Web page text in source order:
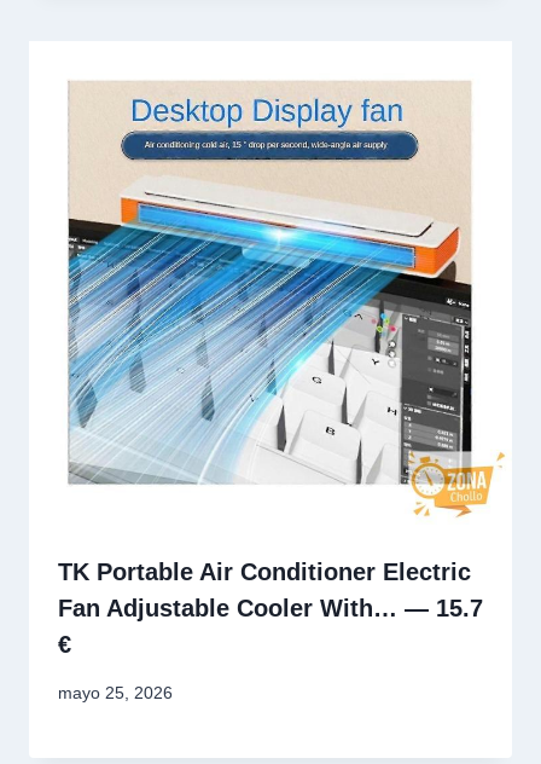
TK Portable Air Conditioner Electric
Fan Adjustable Cooler With… — 15.7
€
mayo 25, 2026